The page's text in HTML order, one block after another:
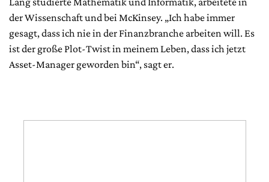
der Wissenschaft und bei McKinsey. „Ich habe immer
gesagt, dass ich nie in der Finanzbranche arbeiten will. Es
ist der große Plot-Twist in meinem Leben, dass ich jetzt
Asset-Manager geworden bin“, sagt er.